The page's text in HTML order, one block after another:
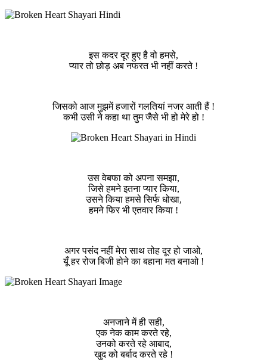
इस कदर दूर हुए है वो हमसे,
प्यार तो छोड़ अब नफरत भी नहीं करते !
जिसको आज मुझमें हजारों गलतियां नजर आती हैं !
कभी उसी ने कहा था तुम जैसे भी हो मेरे हो !
उस वेबफा को अपना समझा,
जिसे हमने इतना प्यार किया,
उसने किया हमसे सिर्फ धोखा,
हमने फिर भी एतवार किया !
अगर पसंद नहीं मेरा साथ तोह दूर हो जाओ,
यूँ हर रोज बिजी होने का बहाना मत बनाओ !
अनजाने में ही सही,
एक नेक काम करते रहे,
उनको करते रहे आबाद,
खुद को बर्बाद करते रहे !